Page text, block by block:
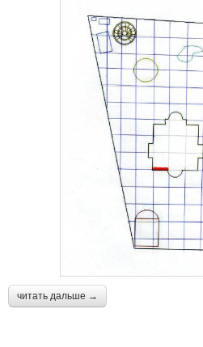
читать дальше →